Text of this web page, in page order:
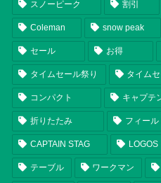
スノーピーク 割引
Coleman snow peak
セール お得
タイムセール祭り タイム
コンパクト キャプテ
折りたたみ フィール
CAPTAIN STAG LOGOS
テーブル ワークマン